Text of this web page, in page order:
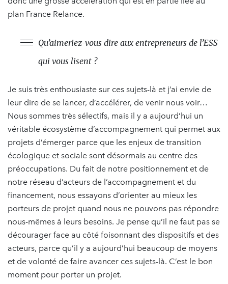
plan France Relance.
Qu’aimeriez-vous dire aux entrepreneurs de l’ESS
qui vous lisent ?
Je suis très enthousiaste sur ces sujets-là et j’ai envie de
leur dire de se lancer, d’accélérer, de venir nous voir…
Nous sommes très sélectifs, mais il y a aujourd’hui un
véritable écosystème d’accompagnement qui permet aux
projets d’émerger parce que les enjeux de transition
écologique et sociale sont désormais au centre des
préoccupations. Du fait de notre positionnement et de
notre réseau d’acteurs de l’accompagnement et du
financement, nous essayons d’orienter au mieux les
porteurs de projet quand nous ne pouvons pas répondre
nous-mêmes à leurs besoins. Je pense qu’il ne faut pas se
décourager face au côté foisonnant des dispositifs et des
acteurs, parce qu’il y a aujourd’hui beaucoup de moyens
et de volonté de faire avancer ces sujets-là. C’est le bon
moment pour porter un projet.